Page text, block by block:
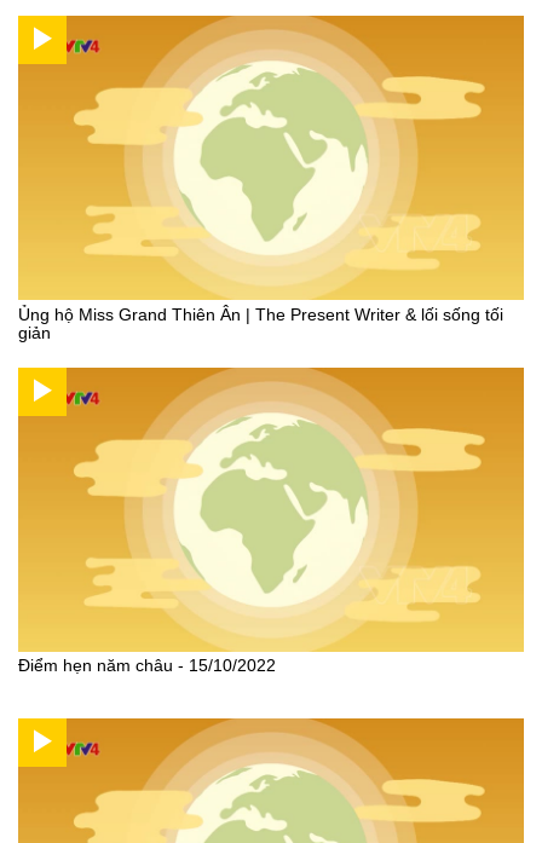
Ủng hộ Miss Grand Thiên Ân | The Present Writer & lối sống tối
giản
Điểm hẹn năm châu - 15/10/2022